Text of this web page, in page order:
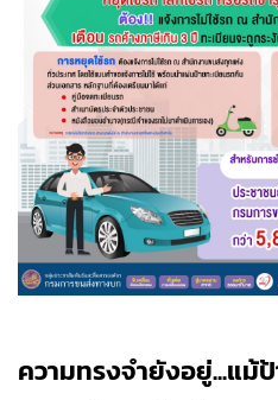
ความทรงจำยังอยู่...แม้ป้